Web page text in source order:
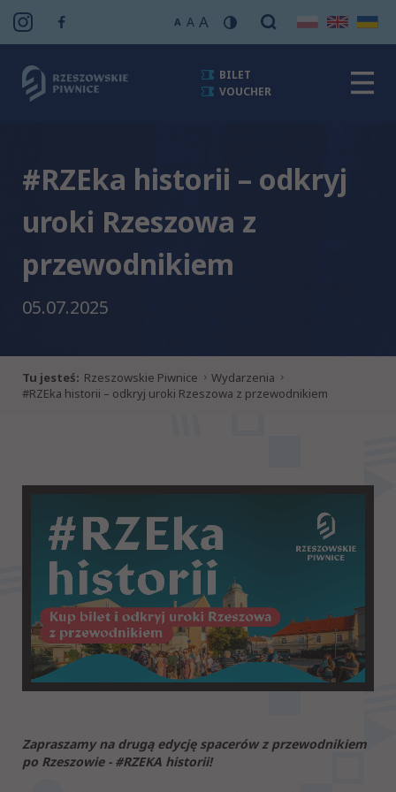
A A A
BILET
VOUCHER
#RZEka historii – odkryj
uroki Rzeszowa z
przewodnikiem
05.07.2025
Tu jesteś: Rzeszowskie Piwnice
Wydarzenia
#RZEka historii – odkryj uroki Rzeszowa z przewodnikiem
Zapraszamy na drugą edycję spacerów z przewodnikiem
po Rzeszowie - #RZEKA historii!